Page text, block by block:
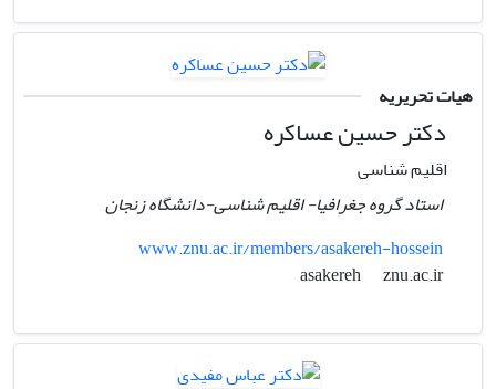
هیات تحریریه
دکتر حسین عساکره
اقلیم شناسی
استاد گروه جغرافیا- اقلیم شناسی-دانشگاه زنجان
www.znu.ac.ir/members/asakereh-hossein
asakereh
znu.ac.ir